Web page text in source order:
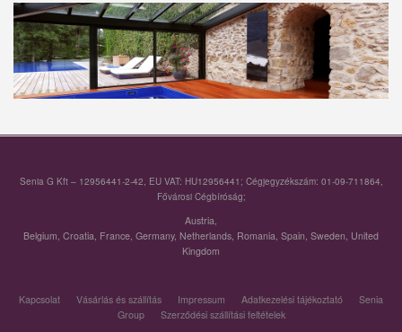
Senia G Kft – 12956441-2-42, EU VAT: HU12956441; Cégjegyzékszám: 01-09-711864,
Fővárosi Cégbíróság;
Austria
Belgium Croatia France Germany, Netherlands Romania Spain Sweden United
Kingdom
Kapcsolat Vásárlás és szállítás Impressum Adatkezelési tájékoztató
Senia
Group
Szerződési szállítási feltételek